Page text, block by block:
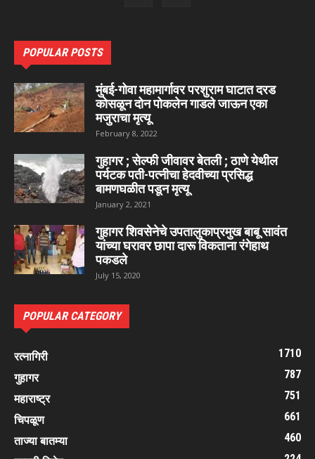
POPULAR POSTS
मुंबई-गोवा महामार्गावर परशुराम घाटात दरड
कोसळून दोन पोकलेन गाडले जाऊन एका
मजुराचा मृत्यू
February 8, 2022
गुहागर ; सेल्फी जीवावर बेतली ; ठाणे येथील
पर्यटक पती-पत्नीचा हेदवीच्या प्रसिद्ध
बामणघळीत पडून मृत्यू
January 2, 2021
गुहागर शिवसेनेचे उपतालुकाप्रमुख बाबू सावंत
यांच्या घरावर छापा दारू विकताना रंगेहाथ
पकडले
July 15, 2020
POPULAR CATEGORY
रत्नागिरी
1710
गुहागर
787
महाराष्ट्र
751
चिपळूण
661
ताज्या बातम्या
460